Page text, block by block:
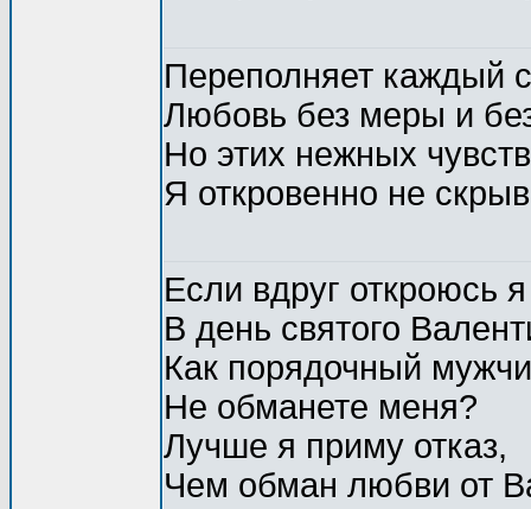
Переполняет каждый
Любовь без меры и
Но этих нежных
Я откровенно не
Если вдруг откроюсь я
В день святого
Как порядочный
Не обманете меня?
Лучше я приму отказ,
Чем обман любви от